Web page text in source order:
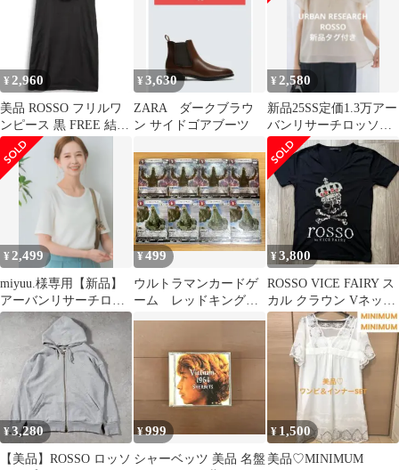
¥ 2,960
美品 ROSSO フリルワ
ンピース 黒 FREE 結婚
式 パーティー フォーマ
ル
¥3,630
ZARA ダークブラウ
ン サイドゴアブーツ
¥ 2,580
新品25SS定価1.3万アー
バンリサーチロッソカ
ラーフリルブラウスベ
ージュリボン
¥ 2,499
miyuu.様専用【新品】
アーバンリサーチロッ
ソ コンパクトコット
ンリブTシャツ
¥499
ウルトラマンカードゲ
ーム レッドキング
¥3,800
ROSSO VICE FAIRY ス
カル クラウン Vネック
Tシャツ L 黒
¥3,280
【美品】ROSSO ロッソ
¥999
シャーベッツ 美品 名盤
¥ 1,500
美品♡MINIMUM